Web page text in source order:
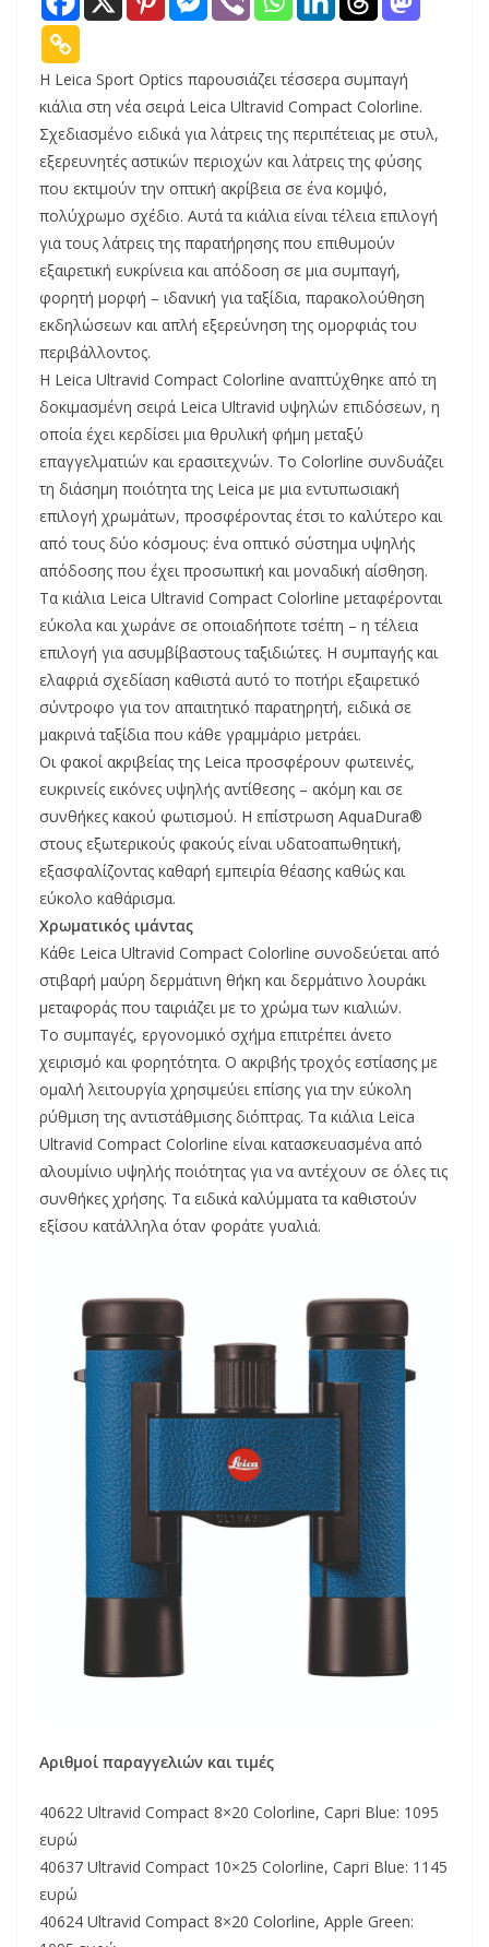
Η Leica Sport Optics παρουσιάζει τέσσερα συμπαγή
κιάλια στη νέα σειρά Leica Ultravid Compact Colorline.
Σχεδιασμένο ειδικά για λάτρεις της περιπέτειας με στυλ,
εξερευνητές αστικών περιοχών και λάτρεις της φύσης
που εκτιμούν την οπτική ακρίβεια σε ένα κομψό,
πολύχρωμο σχέδιο. Αυτά τα κιάλια είναι τέλεια επιλογή
για τους λάτρεις της παρατήρησης που επιθυμούν
εξαιρετική ευκρίνεια και απόδοση σε μια συμπαγή,
φορητή μορφή – ιδανική για ταξίδια, παρακολούθηση
εκδηλώσεων και απλή εξερεύνηση της ομορφιάς του
περιβάλλοντος.
Η Leica Ultravid Compact Colorline αναπτύχθηκε από τη
δοκιμασμένη σειρά Leica Ultravid υψηλών επιδόσεων, η
οποία έχει κερδίσει μια θρυλική φήμη μεταξύ
επαγγελματιών και ερασιτεχνών. Το Colorline συνδυάζει
τη διάσημη ποιότητα της Leica με μια εντυπωσιακή
επιλογή χρωμάτων, προσφέροντας έτσι το καλύτερο και
από τους δύο κόσμους: ένα οπτικό σύστημα υψηλής
απόδοσης που έχει προσωπική και μοναδική αίσθηση.
Τα κιάλια Leica Ultravid Compact Colorline μεταφέρονται
εύκολα και χωράνε σε οποιαδήποτε τσέπη – η τέλεια
επιλογή για ασυμβίβαστους ταξιδιώτες. Η συμπαγής και
ελαφριά σχεδίαση καθιστά αυτό το ποτήρι εξαιρετικό
σύντροφο για τον απαιτητικό παρατηρητή, ειδικά σε
μακρινά ταξίδια που κάθε γραμμάριο μετράει.
Οι φακοί ακριβείας της Leica προσφέρουν φωτεινές,
ευκρινείς εικόνες υψηλής αντίθεσης – ακόμη και σε
συνθήκες κακού φωτισμού. Η επίστρωση AquaDura®
στους εξωτερικούς φακούς είναι υδατοαπωθητική,
εξασφαλίζοντας καθαρή εμπειρία θέασης καθώς και
εύκολο καθάρισμα.
Χρωματικός ιμάντας
Κάθε Leica Ultravid Compact Colorline συνοδεύεται από
στιβαρή μαύρη δερμάτινη θήκη και δερμάτινο λουράκι
μεταφοράς που ταιριάζει με το χρώμα των κιαλιών.
Το συμπαγές, εργονομικό σχήμα επιτρέπει άνετο
χειρισμό και φορητότητα. Ο ακριβής τροχός εστίασης με
ομαλή λειτουργία χρησιμεύει επίσης για την εύκολη
ρύθμιση της αντιστάθμισης διόπτρας. Τα κιάλια Leica
Ultravid Compact Colorline είναι κατασκευασμένα από
αλουμίνιο υψηλής ποιότητας για να αντέχουν σε όλες τις
συνθήκες χρήσης. Τα ειδικά καλύμματα τα καθιστούν
εξίσου κατάλληλα όταν φοράτε γυαλιά.
Αριθμοί παραγγελιών και τιμές
40622 Ultravid Compact 8×20 Colorline, Capri Blue: 1095
ευρώ
40637 Ultravid Compact 10×25 Colorline, Capri Blue: 1145
ευρώ
40624 Ultravid Compact 8×20 Colorline, Apple Green: